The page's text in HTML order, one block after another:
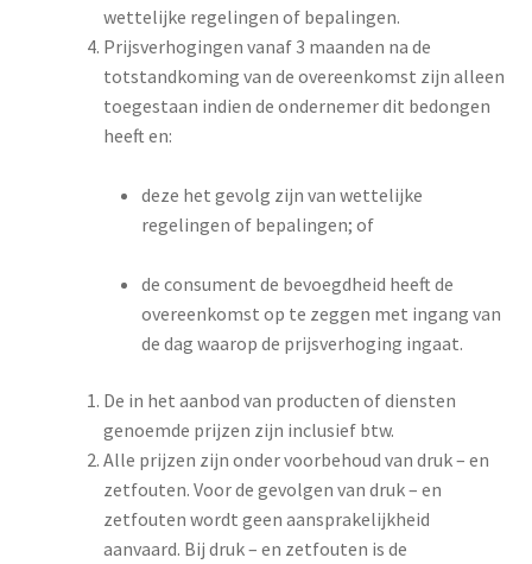
wettelijke regelingen of bepalingen.
Prijsverhogingen vanaf 3 maanden na de
totstandkoming van de overeenkomst zijn alleen
toegestaan indien de ondernemer dit bedongen
heeft en:
deze het gevolg zijn van wettelijke
regelingen of bepalingen; of
de consument de bevoegdheid heeft de
overeenkomst op te zeggen met ingang van
de dag waarop de prijsverhoging ingaat.
De in het aanbod van producten of diensten
genoemde prijzen zijn inclusief btw.
Alle prijzen zijn onder voorbehoud van druk – en
zetfouten. Voor de gevolgen van druk – en
zetfouten wordt geen aansprakelijkheid
aanvaard. Bij druk – en zetfouten is de